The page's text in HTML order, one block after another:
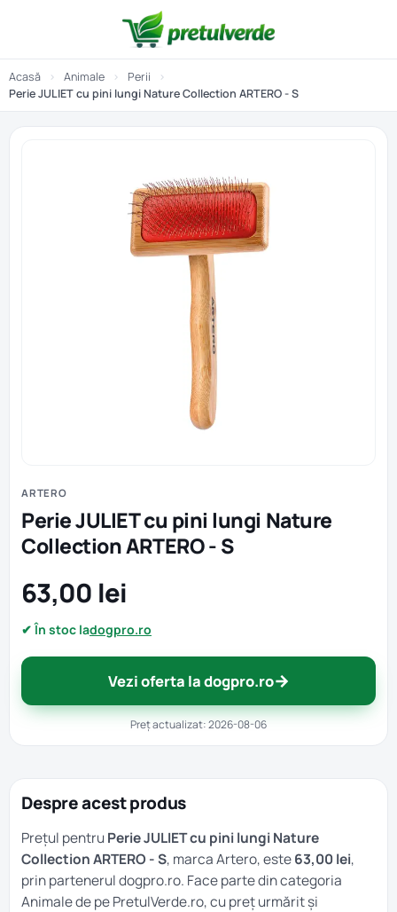
Acasă › Animale › Perii
›
Perie JULIET cu pini lungi Nature Collection ARTERO - S
ARTERO
Perie JULIET cu pini lungi Nature
Collection ARTERO - S
63,00 lei
✔ În stoc ladogpro.ro
Vezi oferta la dogpro.ro→
Preț actualizat: 2026-08-06
Despre acest produs
Prețul pentruPerie JULIET cu pini lungi Nature
Collection ARTERO - S, marca Artero, este63,00 lei,
prin partenerul dogpro.ro. Face parte din categoria
Animalede pe PretulVerde.ro, cu preț urmărit și